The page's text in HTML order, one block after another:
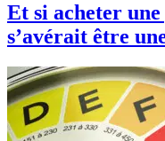
Et si acheter
s’avérait être